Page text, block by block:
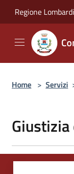
Regione
Home > Servizi